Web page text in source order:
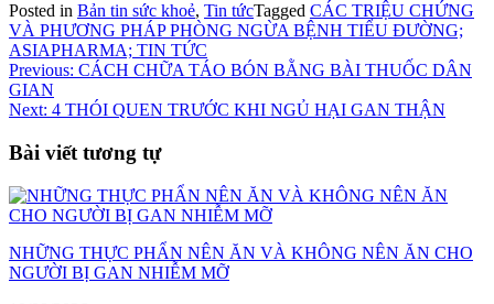
Posted in Bản tin sức khoẻ, Tin tứcTagged CÁC TRIỆU CHỨNG
VÀ PHƯƠNG PHÁP PHÒNG NGỪA BỆNH TIỂU ĐƯỜNG;
ASIAPHARMA; TIN TỨC
Điều
hướng
viết
Previous: CÁCH CHỮA TÁO BÓN BẰNG BÀI THUỐC DÂN
GIAN
Next: 4 THÓI QUEN TRƯỚC KHI NGỦ HẠI GAN THẬN
Bài viết tương tự
NHỮNG THỰC PHẨN NÊN ĂN VÀ KHÔNG NÊN ĂN CHO
NGƯỜI BỊ GAN NHIỄM MỠ